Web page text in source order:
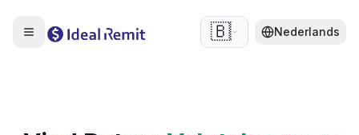
🇧🇪 Nederlands